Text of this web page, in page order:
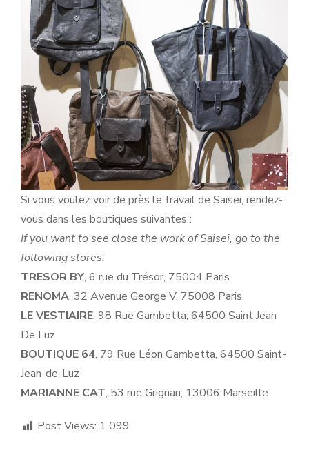
Si vous voulez voir de près le travail de Saisei, rendez-
vous dans les boutiques suivantes :
If you want to see close the work of Saisei, go to the
following stores:
TRESOR BY, 6 rue du Trésor, 75004 Paris
RENOMA, 32 Avenue George V, 75008 Paris
LE VESTIAIRE, 98 Rue Gambetta, 64500 Saint Jean
De Luz
BOUTIQUE 64, 79 Rue Léon Gambetta, 64500 Saint-
Jean-de-Luz
MARIANNE CAT, 53 rue Grignan, 13006 Marseille
Post Views: 1 099